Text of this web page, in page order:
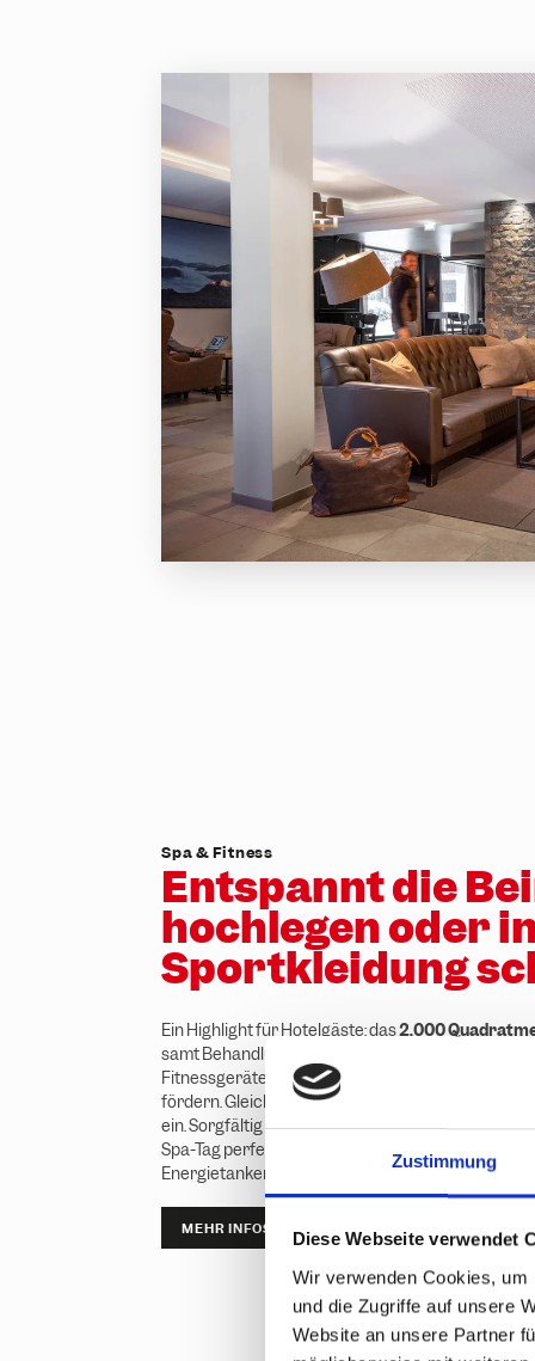
Zustimmung
Diese Webseite verwendet
Wir verwenden Cookies,
und die Zugriffe auf unsere
Website an unsere Partner
Spa & Fitness
Entspannt die
hochlegen oder
Sportkleidung
Ein Highlight für Hotelgäste: das2.000
samt Behandlungen und Massagen. Beim Nutzen
Fitnessgeräte kannst du täglich deine
fördern. Gleichzeitig laden die Ruheoasen im Gold
ein. Sorgfältig ausgewählte Anwendungen und
Spa-Tag perfekt ab. Dich erwartet die perfekte
Energietanken und sportlichem Auspowern.
MEHR INFOS